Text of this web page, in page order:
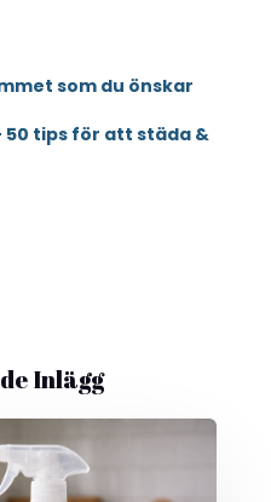
som du önskar
50 tips för att städa &
Inlägg